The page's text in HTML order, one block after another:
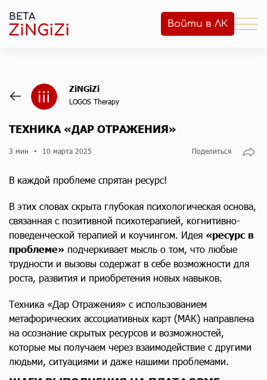
BETA
Войти в ЛК
ZiNGiZi
LOGOS Therapy
ТЕХНИКА «ДАР ОТРАЖЕНИЯ»
3 мин 10 марта 2025 Поделиться
В каждой проблеме спрятан ресурс!
В этих словах скрыта глубокая психологическая основа,
связанная с позитивной психотерапией, когнитивно-
поведенческой терапией и коучингом. Идея «ресурс в
проблеме» подчеркивает мысль о том, что любые
трудности и вызовы содержат в себе возможности для
роста, развития и приобретения новых навыков.
Техника «Дар Отражения» с использованием
метафорических ассоциативных карт (МАК) направлена
на осознание скрытых ресурсов и возможностей,
которые мы получаем через взаимодействие с другими
людьми, ситуациями и даже нашими проблемами.